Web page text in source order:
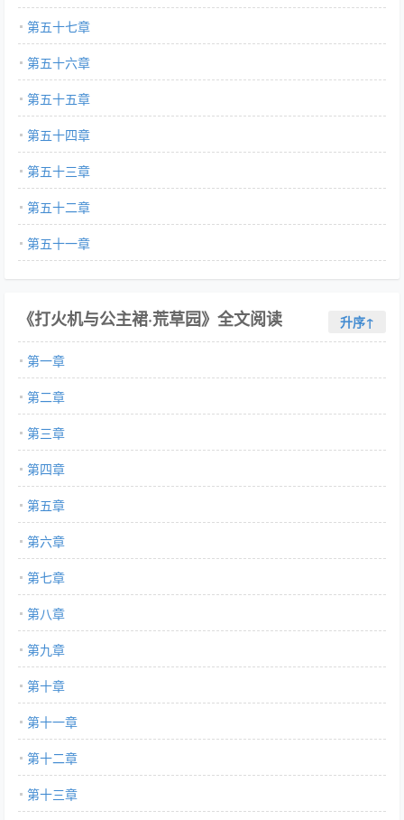
第五十七章
第五十六章
第五十五章
第五十四章
第五十三章
第五十二章
第五十一章
《打火机与公主裙·荒草园》全文阅读 升序↑
第一章
第二章
第三章
第四章
第五章
第六章
第七章
第八章
第九章
第十章
第十一章
第十二章
第十三章